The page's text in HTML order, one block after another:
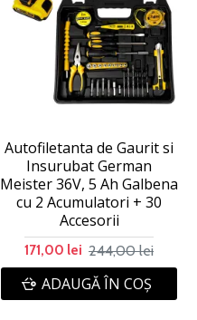
Autofiletanta de Gaurit si
Insurubat German
Meister 36V, 5 Ah Galbena
cu 2 Acumulatori + 30
Accesorii
171,00 lei 244,00 lei
ADAUGĂ ÎN COŞ